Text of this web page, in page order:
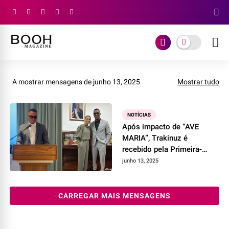
A mostrar mensagens de junho 13, 2025 Mostrar tudo
NOTÍCIAS
Após impacto de “AVE
MARIA”, Trakinuz é
recebido pela Primeira-
Dama de Cabo Verde
junho 13, 2025
CARREGAR MAIS MENSAGENS